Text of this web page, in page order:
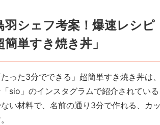
羽シェフ考案！爆速レシ
簡単すき焼き丼」
たった3分でできる」超簡単すき焼き丼は
「sio」のインスタグラムで紹介されている
い材料で、名前の通り3分で作れる、カ